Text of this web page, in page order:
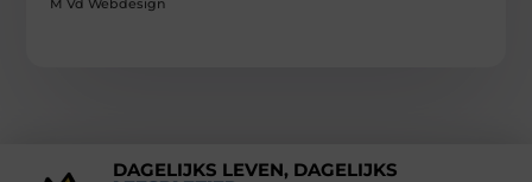
M Vd Webdesign
DAGELIJKS LEVEN, DAGELIJKS